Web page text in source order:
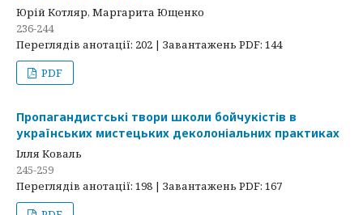
Юрій Котляр, Маргарита Ющенко
236-244
Переглядів анотації: 202 | Завантажень PDF: 144
PDF
Пропагандистські твори школи бойчукістів в
українських мистецьких деколоніальних практиках
Ілля Коваль
245-259
Переглядів анотації: 198 | Завантажень PDF: 167